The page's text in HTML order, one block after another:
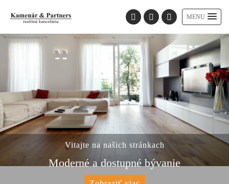
MENU
Vitajte na našich stránkach
Moderné a dostupné bývanie